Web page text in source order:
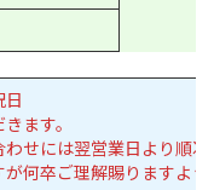
日
ます。
せには翌営業日より順
が何卒ご理解賜りますよ